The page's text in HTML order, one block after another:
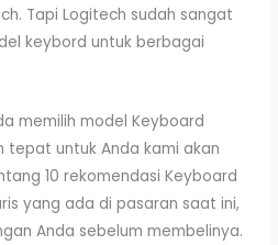
Tapi Logitech sudah sangat
keybord untuk berbagai
memilih model Keyboard
tepat untuk Anda kami akan
10 rekomendasi Keyboard
yang ada di pasaran saat ini,
Anda sebelum membelinya.